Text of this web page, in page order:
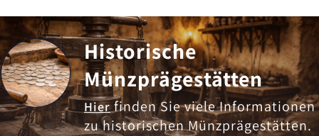
Historische
Münzprägestätten
Hierfinden Sie viele Informationen
zu historischen Münzprägestätten.